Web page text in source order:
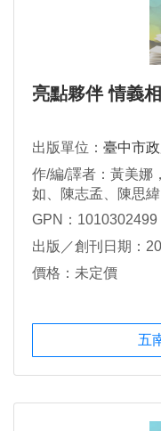
亮點夥伴 情義
出版單位： 臺中市
作/編/譯者：黃美娜
如、陳志孟、陳思緯
GPN：1010302499
出版／創刊日期：
價格：未定價
五